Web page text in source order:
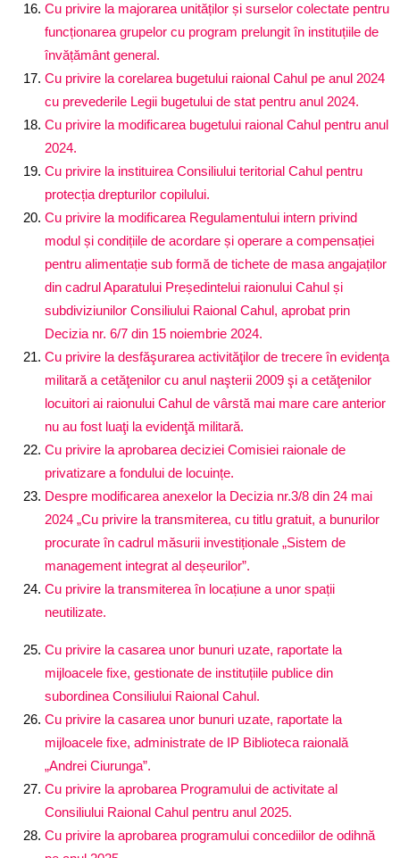
Cu privire la majorarea unităților și surselor colectate pentru
funcționarea grupelor cu program prelungit în instituțiile de
învățământ general.
Cu privire la corelarea bugetului raional Cahul pe anul 2024
cu prevederile Legii bugetului de stat pentru anul 2024.
Cu privire la modificarea bugetului raional Cahul pentru anul
2024.
Cu privire la instituirea Consiliului teritorial Cahul pentru
protecția drepturilor copilului.
Cu privire la modificarea Regulamentului intern privind
modul și condițiile de acordare și operare a compensației
pentru alimentație sub formă de tichete de masa angajaților
din cadrul Aparatului Președintelui raionului Cahul și
subdiviziunilor Consiliului Raional Cahul, aprobat prin
Decizia nr. 6/7 din 15 noiembrie 2024.
Cu privire la desfăşurarea activităţilor de trecere în evidenţa
militară a cetăţenilor cu anul naşterii 2009 şi a cetăţenilor
locuitori ai raionului Cahul de vârstă mai mare care anterior
nu au fost luaţi la evidenţă militară.
Cu privire la aprobarea deciziei Comisiei raionale de
privatizare a fondului de locuințe.
Despre modificarea anexelor la Decizia nr.3/8 din 24 mai
2024 „Cu privire la transmiterea, cu titlu gratuit, a bunurilor
procurate în cadrul măsurii investiționale „Sistem de
management integrat al deșeurilor”.
Cu privire la transmiterea în locațiune a unor spații
neutilizate.
Cu privire la casarea unor bunuri uzate, raportate la
mijloacele fixe, gestionate de instituțiile publice din
subordinea Consiliului Raional Cahul.
Cu privire la casarea unor bunuri uzate, raportate la
mijloacele fixe, administrate de IP Biblioteca raională
„Andrei Ciurunga”.
Cu privire la aprobarea Programului de activitate al
Consiliului Raional Cahul pentru anul 2025.
Cu privire la aprobarea programului concediilor de odihnă